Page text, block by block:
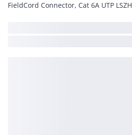
FieldCord Connector, Cat 6A UTP LSZH